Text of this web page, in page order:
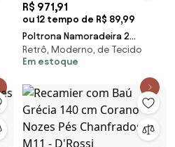
R$ 971,91
ou 12 tempo de R$ 89,99
Poltrona Namoradeira 2
Lugares Pés Palito Opla Suede
Marrom - Ibiza
Retrô, Moderno, de Tecido
Em estoque